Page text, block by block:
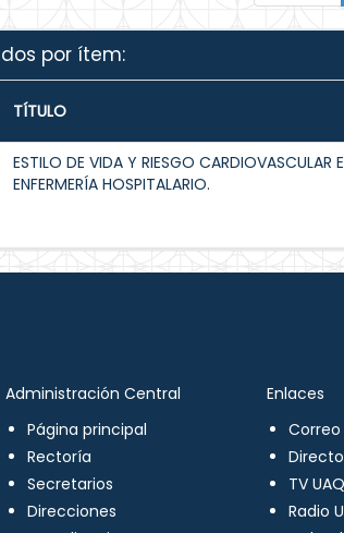
por ítem:
TÍTULO
ESTILO DE VIDA Y RIESGO CARDIOVASCULAR
ENFERMERÍA HOSPITALARIO.
Administración Central
Página principal
Rectoría
Secretarios
Direcciones
Enlaces
Correo
TV UAQ
Radio